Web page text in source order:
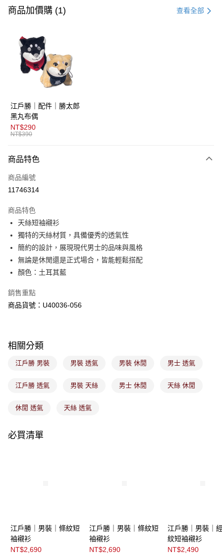
信用卡一次付款
LINE Pay
AFTEE先享後付
【關於「AFTEE先享後付」】
便利好安心！
１．簡單：不需註冊會員、不需綁卡、不需儲值。
２．便利：只要手機號碼，簡訊認證，即可結帳。
３．安心：先確認商品／服務後，再付款。
１．於結帳方式選擇「AFTEE先享後付」後，將跳轉至「AFTEE先享後付」
２．訂單成立數日內，您將收到繳費通知簡訊。
３．收到繳費通知簡訊後14天內，點擊此簡訊中的連結，可透過四大超商／
購買商品的店家。未經商家同意取消之訂單仍視為有效，需透過AFTEE先享
後付繳納相關費用。
※ 交易是否成功請以「AFTEE先享後付 」之結帳頁面顯示為準，若有關於
是否繳費成功／繳費後需取消欲退款等相關疑問，請聯繫「AFTEE先享後付
客戶支援中心」 https://netprotections.freshdesk.com/support/home
１．透過由恩沛科技股份有限公司提供之「AFTEE先享後付」服務完成之交
權轉讓予恩沛科技股份有限公司。
２．關於個人資料處理事宜，請瀏覽以下網址：
４．使用「AFTEE先享後付」時，將依據個別帳號之用戶狀況，依本公司即
請求用戶進行身份認證。
恩沛科技股份有限公司將有權停止該用戶之使用額度並採取法律行動。
運送方式
全家取貨付款
免運費
免運費
付款後萊爾富取貨
免運費
7-11取貨付款
免運費
付款後7-11取貨
免運費
免運費
付款後門市取貨
商品加價購 (1) 查看全部
江戶勝｜配件｜勝太郎
黑丸布偶
NT$290
NT$390
商品特色
商品編號
11746314
商品特色
天絲短袖襯衫
獨特的天絲材質，具備優秀的透氣性
簡約的設計，展現現代男士的品味與風格
無論是休閒還是正式場合，皆能輕鬆搭配
顏色：土耳其藍
銷售重點
商品貨號：U40036-056
相關分類
江戶勝 男裝 男裝 透氣 男裝 休閒 男士 透氣
江戶勝 透氣 男裝 天絲 男士 休閒 天絲 休閒
休閒 透氣 天絲 透氣
必買清單
江戶勝｜男裝｜條紋短
袖襯衫
NT$2,690
江戶勝｜男裝｜條紋短
袖襯衫
NT$2,690
江戶勝｜男裝｜
紋短袖襯衫
NT$2,490